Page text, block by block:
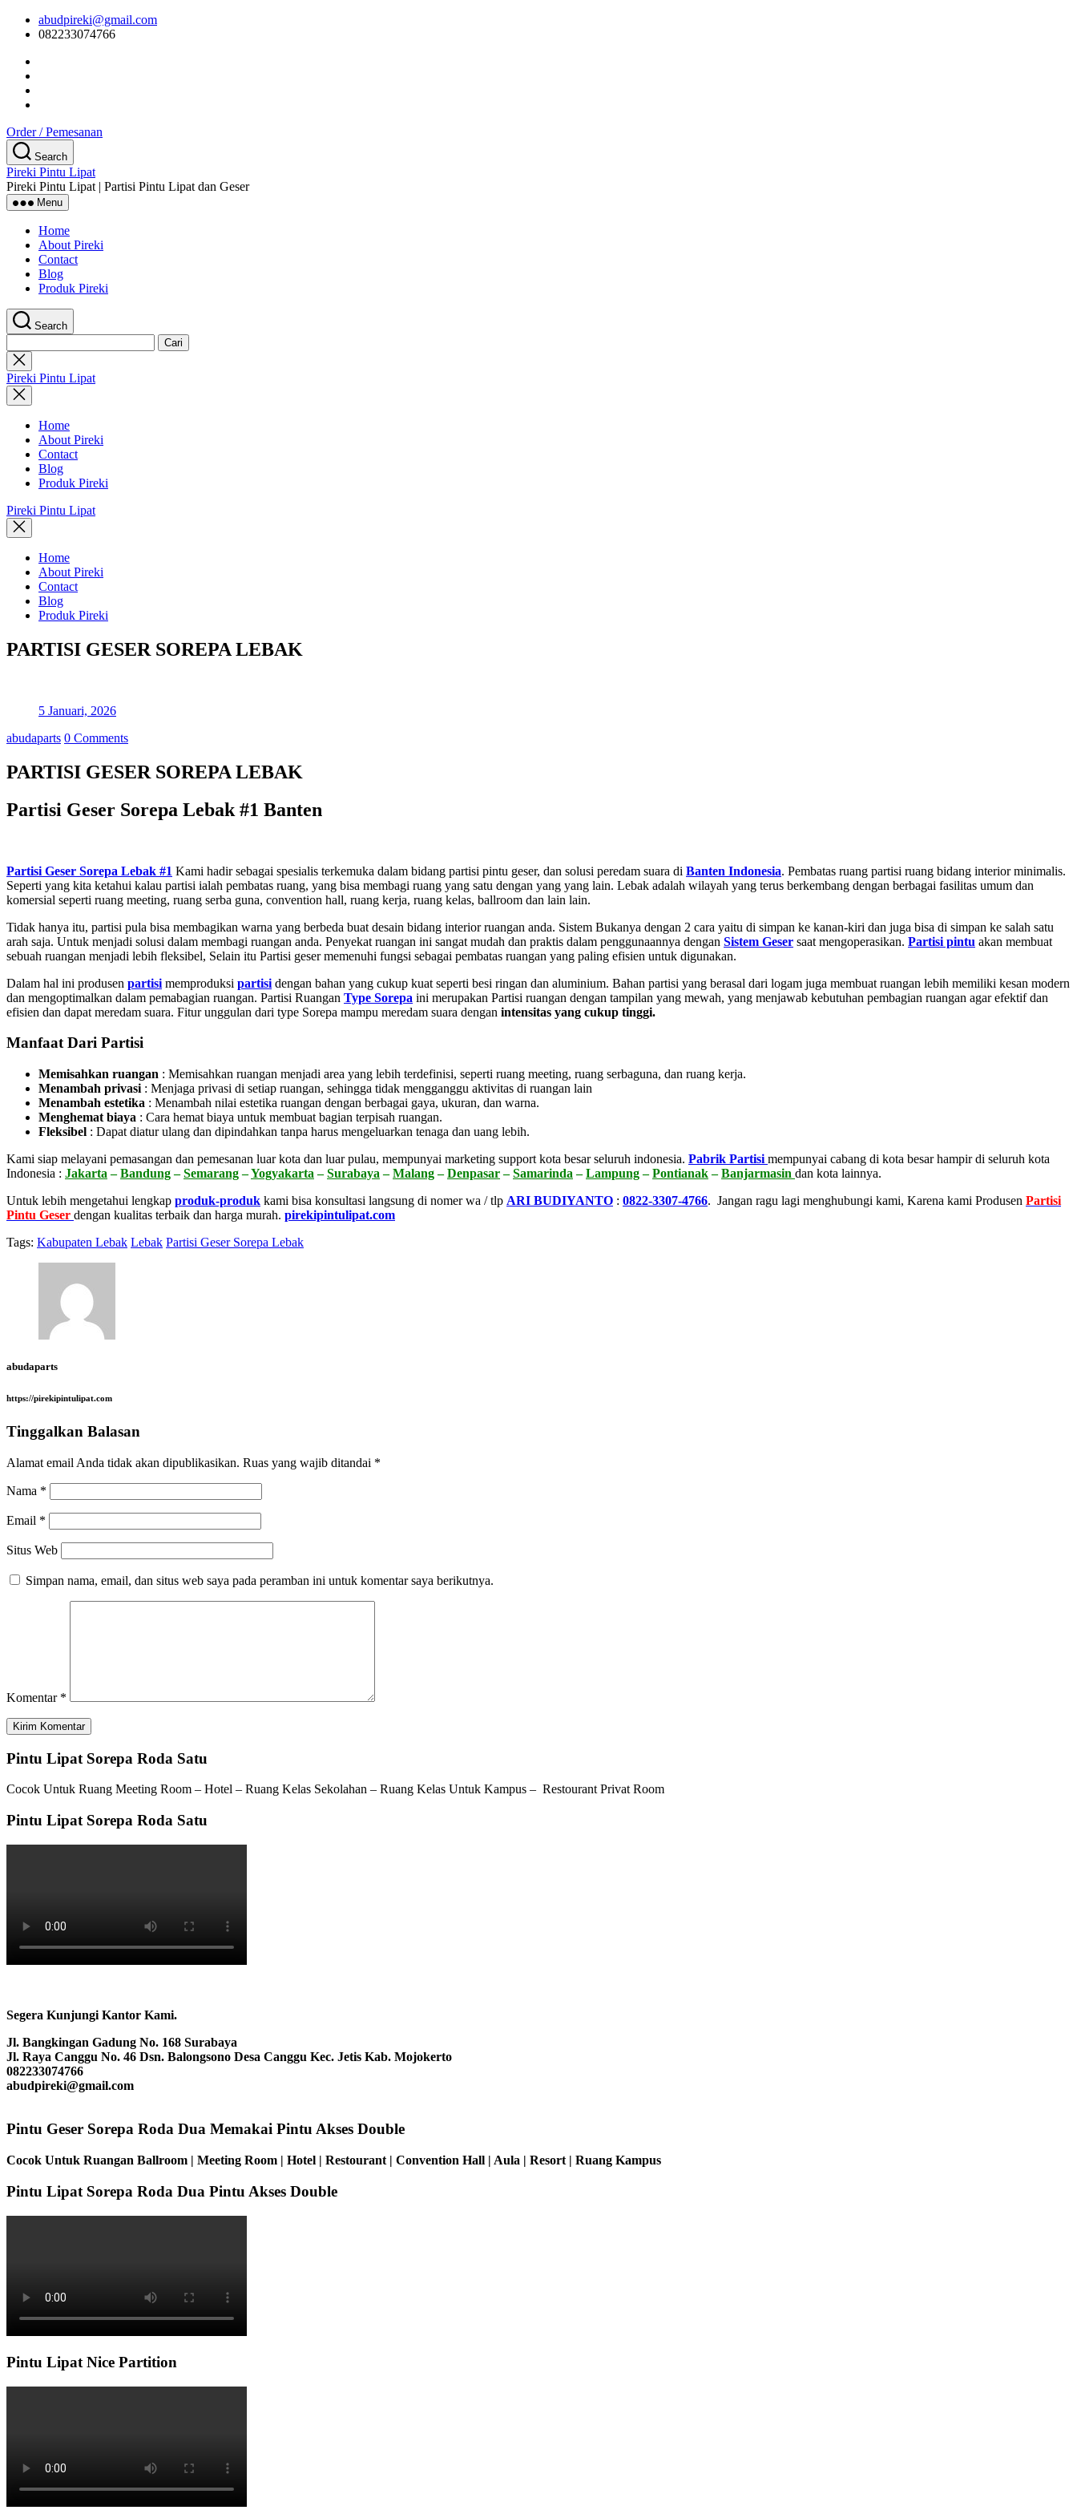
Skip
content
abudpireki@gmail.com
082233074766
Order / Pemesanan
Search
Pireki Pintu Lipat
Pireki Pintu Lipat | Partisi Pintu Lipat dan Geser
Menu
Home
About Pireki
Contact
Blog
Produk Pireki
Search
untuk:
Close
search
Pireki Pintu Lipat
Home
About Pireki
Contact
Blog
Produk Pireki
Pireki Pintu Lipat
Home
About Pireki
Contact
Blog
Produk Pireki
PARTISI GESER SOREPA LEBAK
5 Januari, 2026
abudaparts 0 Comments
PARTISI GESER SOREPA LEBAK
Partisi Geser Sorepa Lebak #1 Banten
Partisi Geser Sorepa Lebak #1 Kami hadir sebagai spesialis terkemuka dalam bidang partisi pintu geser, dan solusi peredam suara di Banten Indonesia. Pembatas ruang partisi ruang bidang interior minimalis.
Seperti yang kita ketahui kalau partisi ialah pembatas ruang, yang bisa membagi ruang yang satu dengan yang yang lain. Lebak adalah wilayah yang terus berkembang dengan berbagai fasilitas umum dan
komersial seperti ruang meeting, ruang serba guna, convention hall, ruang kerja, ruang kelas, ballroom dan lain lain.
Tidak hanya itu, partisi pula bisa membagikan warna yang berbeda buat desain bidang interior ruangan anda. Sistem Bukanya dengan 2 cara yaitu di simpan ke kanan-kiri dan juga bisa di simpan ke salah satu
arah saja. Untuk menjadi solusi dalam membagi ruangan anda. Penyekat ruangan ini sangat mudah dan praktis dalam penggunaannya dengan Sistem Geser saat mengoperasikan. Partisi pintu akan membuat
sebuah ruangan menjadi lebih fleksibel, Selain itu Partisi geser memenuhi fungsi sebagai pembatas ruangan yang paling efisien untuk digunakan.
Dalam hal ini produsen partisi memproduksi partisi dengan bahan yang cukup kuat seperti besi ringan dan aluminium. Bahan partisi yang berasal dari logam juga membuat ruangan lebih memiliki kesan modern
dan mengoptimalkan dalam pemabagian ruangan. Partisi Ruangan Type Sorepa ini merupakan Partisi ruangan dengan tampilan yang mewah, yang menjawab kebutuhan pembagian ruangan agar efektif dan
efisien dan dapat meredam suara. Fitur unggulan dari type Sorepa mampu meredam suara dengan intensitas yang cukup tinggi.
Manfaat Dari Partisi
Memisahkan ruangan : Memisahkan ruangan menjadi area yang lebih terdefinisi, seperti ruang meeting, ruang serbaguna, dan ruang kerja.
Menambah privasi : Menjaga privasi di setiap ruangan, sehingga tidak mengganggu aktivitas di ruangan lain
Menambah estetika : Menambah nilai estetika ruangan dengan berbagai gaya, ukuran, dan warna.
Menghemat biaya : Cara hemat biaya untuk membuat bagian terpisah ruangan.
Fleksibel : Dapat diatur ulang dan dipindahkan tanpa harus mengeluarkan tenaga dan uang lebih.
Kami siap melayani pemasangan dan pemesanan luar kota dan luar pulau, mempunyai marketing support kota besar seluruh indonesia. Pabrik Partisi mempunyai cabang di kota besar hampir di seluruh kota
Indonesia : Jakarta –Bandung–Semarang–Yogyakarta –Surabaya –Malang–Denpasar–Samarinda –Lampung–Pontianak–Banjarmasin dan kota lainnya.
Untuk lebih mengetahui lengkap produk-produk kami bisa konsultasi langsung di nomer wa / tlp ARI BUDIYANTO : 0822-3307-4766. Jangan ragu lagi menghubungi kami, Karena kami Produsen Partisi
Pintu Geser dengan kualitas terbaik dan harga murah. pirekipintulipat.com
Tags: Kabupaten Lebak Lebak Partisi Geser Sorepa Lebak
abudaparts
https://pirekipintulipat.com
Tinggalkan Balasan
Alamat email Anda tidak akan dipublikasikan. Ruas yang wajib ditandai *
Nama *
Email *
Situs Web
Simpan nama, email, dan situs web saya pada peramban ini untuk komentar saya berikutnya.
Komentar *
Pintu Lipat Sorepa Roda Satu
Cocok Untuk Ruang Meeting Room – Hotel – Ruang Kelas Sekolahan – Ruang Kelas Untuk Kampus – Restourant Privat Room
Pintu Lipat Sorepa Roda Satu
Segera Kunjungi Kantor Kami.
Jl. Bangkingan Gadung No. 168 Surabaya
Jl. Raya Canggu No. 46 Dsn. Balongsono Desa Canggu Kec. Jetis Kab. Mojokerto
082233074766
abudpireki@gmail.com
Pintu Geser Sorepa Roda Dua Memakai Pintu Akses Double
Cocok Untuk Ruangan Ballroom | Meeting Room | Hotel | Restourant | Convention Hall | Aula | Resort | Ruang Kampus
Pintu Lipat Sorepa Roda Dua Pintu Akses Double
Pintu Lipat Nice Partition